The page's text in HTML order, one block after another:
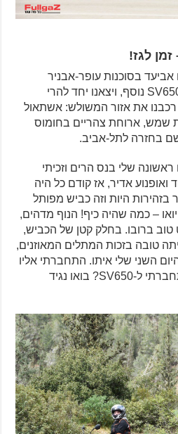
לגז!
בסוכנות עופר-אבניר
בתל-אביב, שם הוא משך SV650 נוסף, ויצאנו יחד להרי
רכבנו את אזור המשולש: אשתאול
שמש, ארוחת צהריים בחומוס
בחזרה לתל-אביב.
שלי בנס הרים וזכיתי
אדיר, אז קודם כל היה
היות וזה כביש מפותל
– כמה שהיה כיף! הנוף מדהים,
טוב ברובו. בחלק קטן של הכביש,
טובה בזכות המתלים המאוזנים,
השני שלי איתו. התחברתי אליו
מאוד, ומהר למדי. כמה התחברתי ל-SV650? בואו נגיד